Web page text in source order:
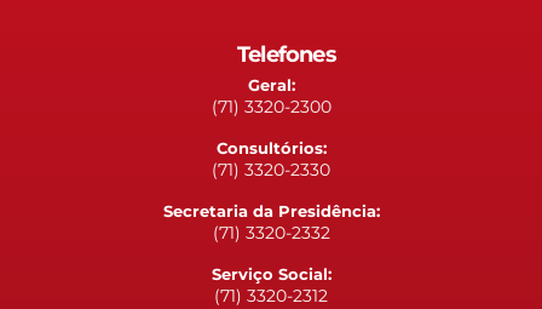
Telefones
Geral:
(71) 3320-2300
Consultórios:
(71) 3320-2330
Secretaria da Presidência:
(71) 3320-2332
Serviço Social:
(71) 3320-2312